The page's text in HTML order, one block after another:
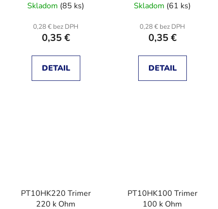
Skladom (85 ks)
0,28 € bez DPH
0,35 €
DETAIL
Skladom (61 ks)
0,28 € bez DPH
0,35 €
DETAIL
PT10HK220 Trimer
220 k Ohm
PT10HK100 Trimer
100 k Ohm